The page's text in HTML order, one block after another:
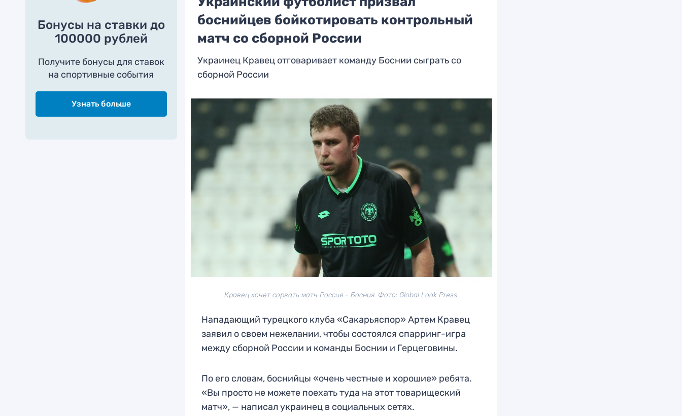
Бонусы на ставки до
100000 рублей
Получите бонусы для ставок
на спортивные события
Узнать больше
боснийцев бойкотировать контрольный
матч со сборной России
Украинец Кравец отговаривает команду Боснии сыграть со
сборной России
Кравец хочет сорвать матч Россия - Босния. Фото: Global Look Press
Нападающий турецкого клуба «Сакарьяспор» Артем Кравец
заявил о своем нежелании, чтобы состоялся спарринг-игра
между сборной России и команды Боснии и Герцеговины.
По его словам, боснийцы «очень честные и хорошие» ребята.
«Вы просто не можете поехать туда на этот товарищеский
матч», — написал украинец в социальных сетях.